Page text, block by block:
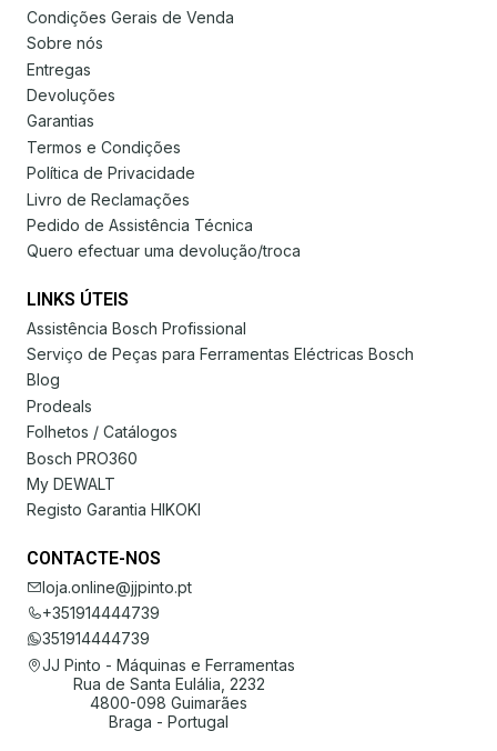
Condições Gerais de Venda
Sobre nós
Entregas
Devoluções
Garantias
Termos e Condições
Política de Privacidade
Livro de Reclamações
Pedido de Assistência Técnica
Quero efectuar uma devolução/troca
LINKS ÚTEIS
Assistência Bosch Profissional
Serviço de Peças para Ferramentas Eléctricas Bosch
Blog
Prodeals
Folhetos / Catálogos
Bosch PRO360
My DEWALT
Registo Garantia HIKOKI
CONTACTE-NOS
loja.online@jjpinto.pt
+351914444739
351914444739
JJ Pinto - Máquinas e Ferramentas
Rua de Santa Eulália, 2232
4800-098 Guimarães
Braga - Portugal